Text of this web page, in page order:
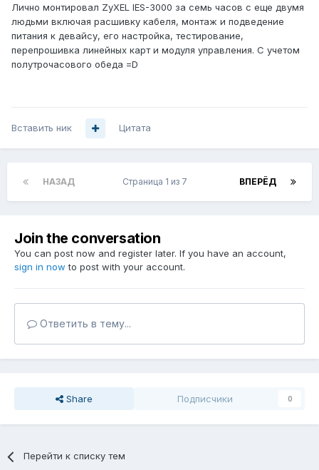
Лично монтировал ZyXEL IES-3000 за семь часов с еще двумя
людьми включая расшивку кабеля, монтаж и подведение
питания к девайсу, его настройка, тестирование,
перепрошивка линейных карт и модуля управления. С учетом
полутрочасового обеда =D
Вставить ник Цитата
НАЗАД ВПЕРЁД
Страница 1 из 7
Join the conversation
You can post now and register later. If you have an account,
sign in now to post with your account.
Ответить в тему...
Share Подписчики 0
Перейти к списку тем